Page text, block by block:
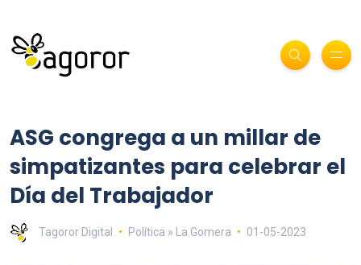
ASG congrega a un millar de
simpatizantes para celebrar el
Día del Trabajador
Tagoror Digital Política » La Gomera 01-05-2023